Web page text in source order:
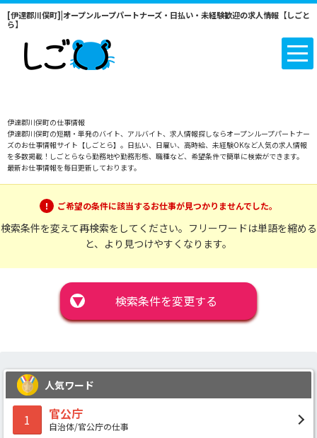
[伊達郡川俣町]|オープンループパートナーズ・日払い・未経験歓迎の求人情報【しごと
ら】
伊達郡川俣町の仕事情報
伊達郡川俣町の短期・単発のバイト、アルバイト、求人情報探しならオープンループパートナー
ズのお仕事情報サイト【しごとら】。日払い、日雇い、高時給、未経験OKなど人気の求人情報
を多数掲載！しごとらなら勤務地や勤務形態、職種など、希望条件で簡単に検索ができます。
最新お仕事情報を毎日更新しております。
ご希望の条件に該当するお仕事が見つかりませんでした。
検索条件を変えて再検索をしてください。フリーワードは単語を縮める
と、より見つけやすくなります。
▼ 検索条件を変更する
人気ワード
1 官公庁
自治体/官公庁の仕事